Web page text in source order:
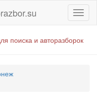
поиска и авторазборок